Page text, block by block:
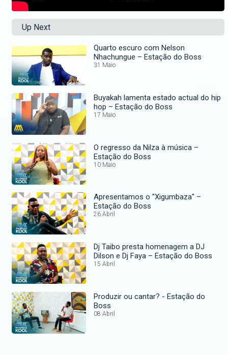
Up Next
Quarto escuro com Nelson
Nhachungue – Estação do Boss
31 Maio
Buyakah lamenta estado actual do hip
hop – Estação do Boss
17 Maio
O regresso da Nilza à música –
Estação do Boss
10 Maio
Apresentamos o "Xigumbaza" –
Estação do Boss
26 Abril
Dj Taibo presta homenagem a DJ
Dilson e Dj Faya – Estação do Boss
15 Abril
Produzir ou cantar? - Estação do
Boss
08 Abril